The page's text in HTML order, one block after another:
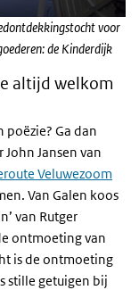
voor
de Kinderdijk
altijd welkom
poëzie? Ga dan
Jansen van
Veluwezoom
Van Galen koos
van Rutger
ontmoeting van
is de ontmoeting
stille getuigen bij